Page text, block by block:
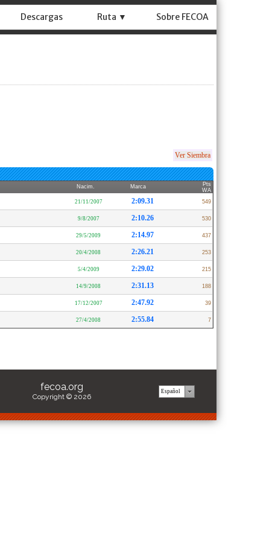
Descargas Ruta ▼ Sobre FECOA
Ver Siembra
Nacim. Marca
Pts
WA
21/11/2007 2:09.31 549
9/8/2007 2:10.26 530
29/5/2009 2:14.97 437
20/4/2008 2:26.21 253
5/4/2009 2:29.02 215
14/9/2008 2:31.13 188
17/12/2007 2:47.92 39
27/4/2008 2:55.84 7
fecoa.org
Copyright © 2026